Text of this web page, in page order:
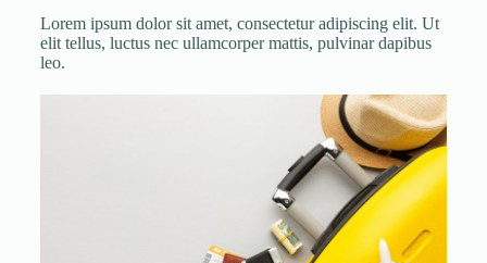
Lorem ipsum dolor sit amet, consectetur adipiscing elit. Ut
elit tellus, luctus nec ullamcorper mattis, pulvinar dapibus
leo.